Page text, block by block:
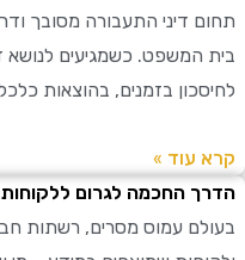
דיני התעבורה מסובך ודרוש
כשמגיעים לנושא זה,
בזמנים, בהוצאות כלכליות
»
החכמה לגרום ללקוחות
עמוס מסרים, רשתות